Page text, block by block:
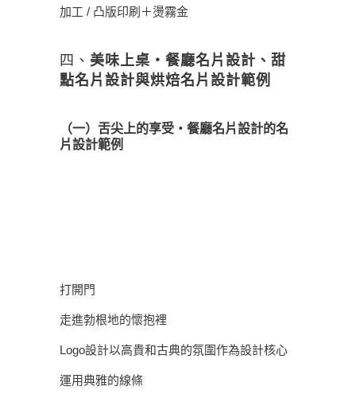
加工 / 凸版印刷＋燙霧金
四、 美味上桌・餐廳名片設計、甜
點名片設計與烘焙名片設計範例
（一）舌尖上的享受・餐廳名片設計的名
片設計範例
打開門
走進勃根地的懷抱裡
Logo設計以高貴和古典的氛圍作為設計核心
運用典雅的線條